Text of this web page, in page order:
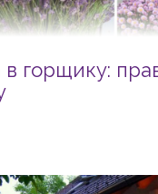
горщику: